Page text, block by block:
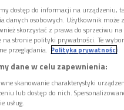
mistrzyni
mistrzyni UFC w
dostęp do informacji na urządzeniu,
osobowych. Użytkownik może
skorzystać z prawa do sprzeciwu
stronie polityki prywatności. Te
przeglądania. Polityka prywatności
dane w celu zapewnienia:
skanowanie charakterystyki
lub dostęp do nich.
usług.